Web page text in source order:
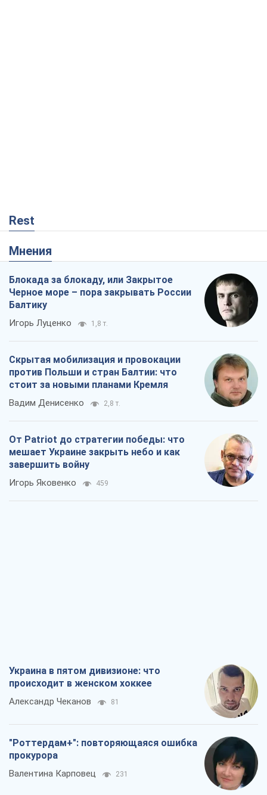
Rest
Мнения
Блокада за блокаду, или Закрытое
Черное море – пора закрывать России
Балтику
Игорь Луценко 1,8 т.
Скрытая мобилизация и провокации
против Польши и стран Балтии: что
стоит за новыми планами Кремля
Вадим Денисенко 2,8 т.
От Patriot до стратегии победы: что
мешает Украине закрыть небо и как
завершить войну
Игорь Яковенко 459
Украина в пятом дивизионе: что
происходит в женском хоккее
Александр Чеканов 81
"Роттердам+": повторяющаяся ошибка
прокурора
Валентина Карповец 231